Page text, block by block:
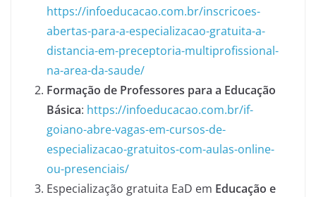
https://infoeducacao.com.br/inscricoes-
abertas-para-a-especializacao-gratuita-a-
distancia-em-preceptoria-multiprofissional-
na-area-da-saude/
Formação de Professores para a Educação
Básica: https://infoeducacao.com.br/if-
goiano-abre-vagas-em-cursos-de-
especializacao-gratuitos-com-aulas-online-
ou-presenciais/
Especialização gratuita EaD em Educação e